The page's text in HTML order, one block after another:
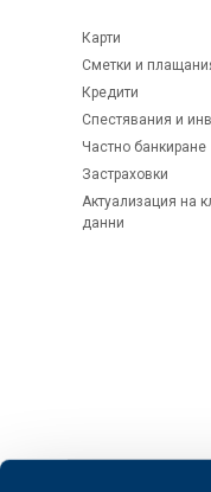
Карти
Сметки и
Кредити
Спестявания и
Частно банкиране
Застраховки
Актуализация на
данни